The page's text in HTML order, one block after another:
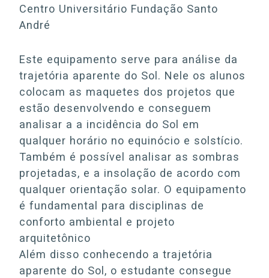
Centro Universitário Fundação Santo
André
Este equipamento serve para análise da
trajetória aparente do Sol. Nele os alunos
colocam as maquetes dos projetos que
estão desenvolvendo e conseguem
analisar a a incidência do Sol em
qualquer horário no equinócio e solstício.
Também é possível analisar as sombras
projetadas, e a insolação de acordo com
qualquer orientação solar. O equipamento
é fundamental para disciplinas de
conforto ambiental e projeto
arquitetônico
Além disso conhecendo a trajetória
aparente do Sol, o estudante consegue